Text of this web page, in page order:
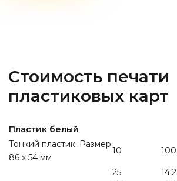
Стоимость печати
пластиковых карт
Пластик белый
Тонкий пластик. Размер
86 х 54 мм
10 100
25 14,2